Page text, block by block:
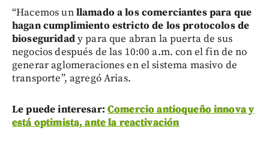
“Hacemos unllamado a los comerciantes para que
hagan cumplimiento estricto de los protocolos de
bioseguridady para que abran la puerta de sus
negocios después de las 10:00 a.m. con el fin de no
generar aglomeraciones en el sistema masivo de
transporte”, agregó Arias.
Le puede interesar: Comercio antioqueño innova y
está optimista, ante la reactivación